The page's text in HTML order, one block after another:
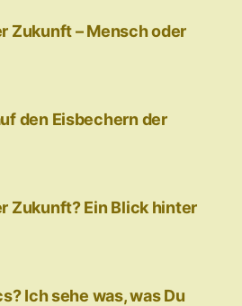
Zukunft – Mensch oder
den Eisbechern der
Zukunft? Ein Blick hinter
Ich sehe was, was Du